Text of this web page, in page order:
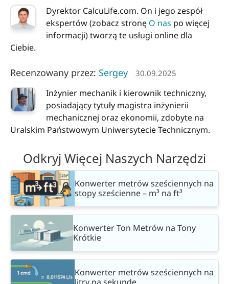
Dyrektor CalcuLife.com. On i jego zespół
ekspertów (zobacz stronę O nas po więcej
informacji) tworzą te usługi online dla
Ciebie.
Recenzowany przez: Sergey 30.09.2025
Inżynier mechanik i kierownik techniczny,
posiadający tytuły magistra inżynierii
mechanicznej oraz ekonomii, zdobyte na
Uralskim Państwowym Uniwersytecie Technicznym.
Odkryj Więcej Naszych Narzędzi
Konwerter metrów sześciennych na
stopy sześcienne – m³ na ft³
Konwerter Ton Metrów na Tony
Krótkie
Konwerter metrów sześciennych na